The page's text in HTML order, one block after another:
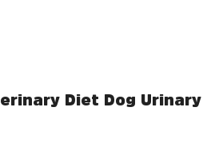
Diet Dog Urinary